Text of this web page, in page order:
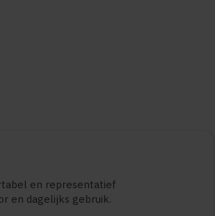
en representatief
en dagelijks gebruik.